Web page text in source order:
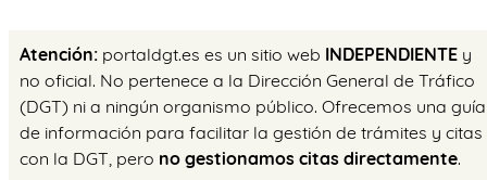
Atención: portaldgt.es es un sitio web INDEPENDIENTE y
no oficial. No pertenece a la Dirección General de Tráfico
(DGT) ni a ningún organismo público. Ofrecemos una guía
de información para facilitar la gestión de trámites y citas
con la DGT, pero no gestionamos citas directamente.